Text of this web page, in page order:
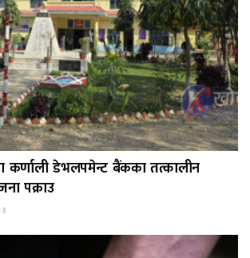
कर्णाली डेभलपमेन्ट बैंकका तत्कालीन
पक्राउ